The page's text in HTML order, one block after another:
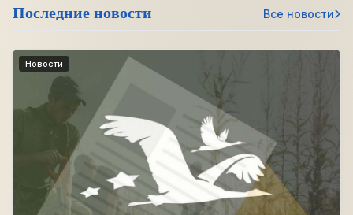
Последние новости Все новости
Новости